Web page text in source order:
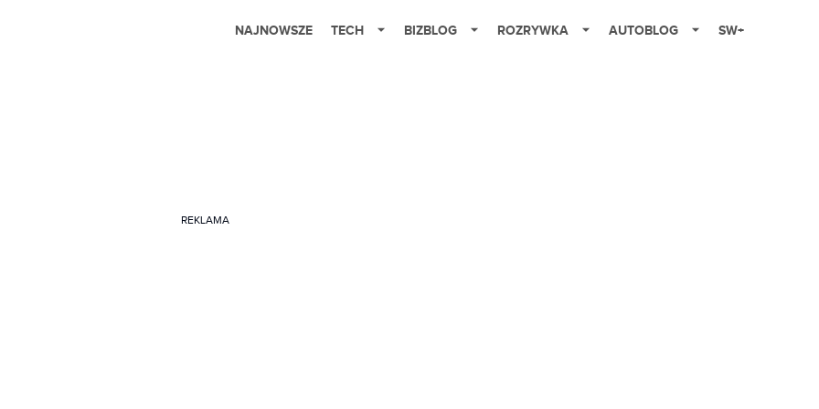
NAJNOWSZE TECH BIZBLOG ROZRYWKA AUTOBLOG SW+
REKLAMA